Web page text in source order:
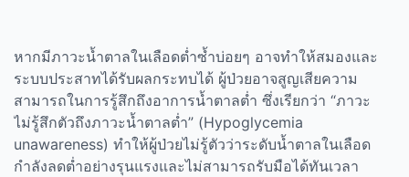
หากมีภาวะน้ำตาลในเลือดต่ำซ้ำบ่อยๆ อาจทำให้สมองและ
ระบบประสาทได้รับผลกระทบได้ ผู้ป่วยอาจสูญเสียความ
สามารถในการรู้สึกถึงอาการน้ำตาลต่ำ ซึ่งเรียกว่า “ภาวะ
ไม่รู้สึกตัวถึงภาวะน้ำตาลต่ำ” (Hypoglycemia
unawareness) ทำให้ผู้ป่วยไม่รู้ตัวว่าระดับน้ำตาลในเลือด
กำลังลดต่ำอย่างรุนแรงและไม่สามารถรับมือได้ทันเวลา